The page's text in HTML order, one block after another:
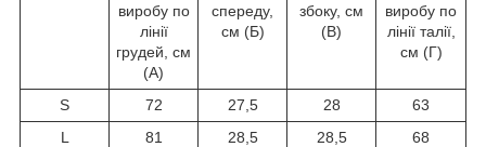
виробу по
лінії
грудей, см
(А)
спереду,
см (Б)
збоку, см
(В)
виробу по
лінії талії,
см (Г)
S 72 27,5 28
63
L
81 28,5 28,5 68